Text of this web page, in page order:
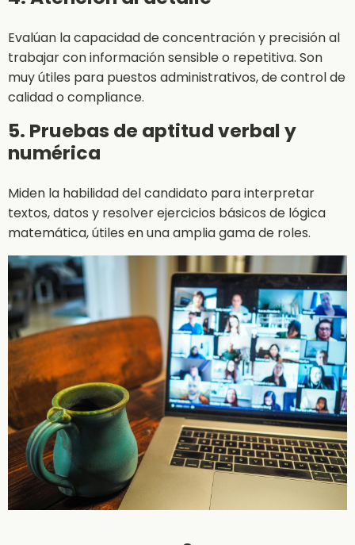
Evalúan la capacidad de concentración y precisión al
trabajar con información sensible o repetitiva. Son
muy útiles para puestos administrativos, de control de
calidad o compliance.
5. Pruebas de aptitud verbal y
numérica
Miden la habilidad del candidato para interpretar
textos, datos y resolver ejercicios básicos de lógica
matemática, útiles en una amplia gama de roles.